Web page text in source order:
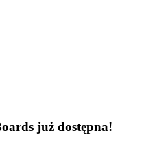
już dostępna!